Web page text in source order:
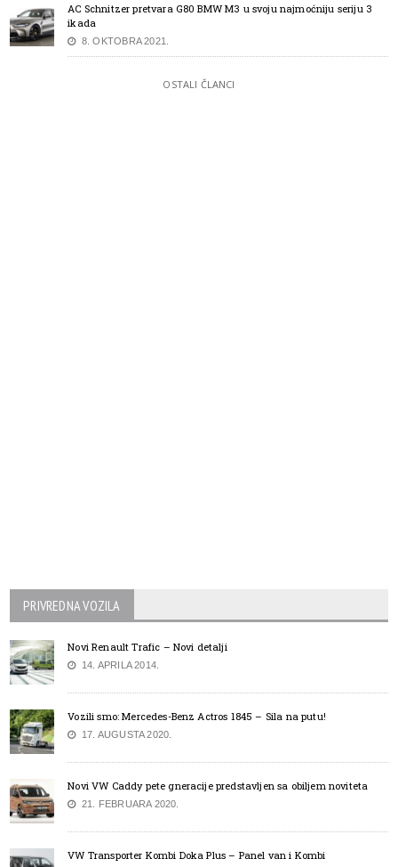
AC Schnitzer pretvara G80 BMW M3 u svoju najmoćniju seriju 3
ikada
8. OKTOBRA 2021.
OSTALI ČLANCI
PRIVREDNA VOZILA
Novi Renault Trafic – Novi detalji
14. APRILA 2014.
Vozili smo: Mercedes-Benz Actros 1845 – Sila na putu!
17. AUGUSTA 2020.
Novi VW Caddy pete gneracije predstavljen sa obiljem noviteta
21. FEBRUARA 2020.
VW Transporter Kombi Doka Plus – Panel van i Kombi